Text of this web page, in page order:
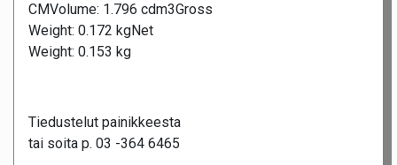
CMVolume: 1.796 cdm3Gross
Weight: 0.172 kgNet
Weight: 0.153 kg
Tiedustelut painikkeesta
tai soita p. 03 -364 6465